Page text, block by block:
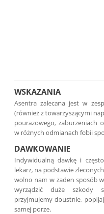
WSKAZANIA
Asentra zalecana jest w
(również z towarzyszącymi
pourazowego, zaburzeniach
w różnych odmianach fobii
DAWKOWANIE
Indywidualną dawkę i
lekarz, na podstawie
wolno nam w żaden sposób
wyrządzić duże szkody
przyjmujemy doustnie,
samej porze.